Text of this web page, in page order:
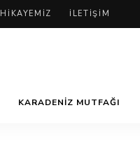
HIKAYEMIZ İLETIŞIM
KARADENIZ MUTFAĞI